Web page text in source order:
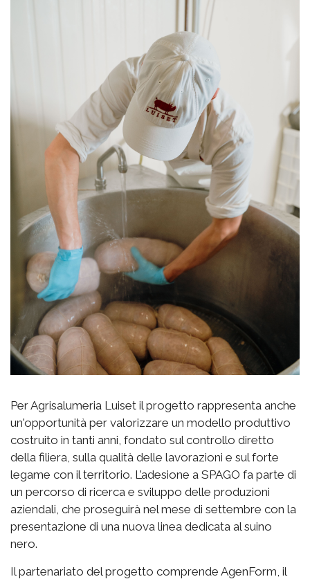
Per Agrisalumeria Luiset il progetto rappresenta anche
un'opportunità per valorizzare un modello produttivo
costruito in tanti anni, fondato sul controllo diretto
della filiera, sulla qualità delle lavorazioni e sul forte
legame con il territorio. L’adesione a SPAGO fa parte di
un percorso di ricerca e sviluppo delle produzioni
aziendali, che proseguirà nel mese di settembre con la
presentazione di una nuova linea dedicata al suino
nero.
Il partenariato del progetto comprende AgenForm, il